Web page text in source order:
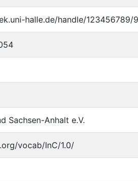
halle.de/handle/123456789/
Sachsen-Anhalt e.V.
vocab/InC/1.0/